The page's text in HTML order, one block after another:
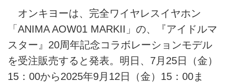
オンキヨーは、完全ワイヤレスイヤホン
「ANIMA AOW01 MARKII」の、『アイドルマ
スター』20周年記念コラボレーションモデル
を受注販売すると発表。明日、7月25日（金）
15：00から2025年9月12日（金）15：00ま